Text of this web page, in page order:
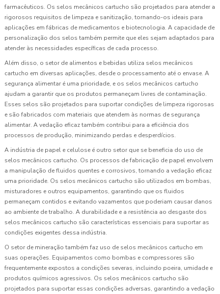
farmacêuticos. Os selos mecânicos cartucho são projetados para atender a
rigorosos requisitos de limpeza e sanitização, tornando-os ideais para
aplicações em fábricas de medicamentos e biotecnologia. A capacidade de
personalização dos selos também permite que eles sejam adaptados para
atender às necessidades específicas de cada processo.
Além disso, o setor de alimentos e bebidas utiliza selos mecânicos
cartucho em diversas aplicações, desde o processamento até o envase. A
segurança alimentar é uma prioridade, e os selos mecânicos cartucho
ajudam a garantir que os produtos permaneçam livres de contaminação.
Esses selos são projetados para suportar condições de limpeza rigorosas
e são fabricados com materiais que atendem às normas de segurança
alimentar. A vedação eficaz também contribui para a eficiência dos
processos de produção, minimizando perdas e desperdícios.
A indústria de papel e celulose é outro setor que se beneficia do uso de
selos mecânicos cartucho. Os processos de fabricação de papel envolvem
a manipulação de fluidos quentes e corrosivos, tornando a vedação eficaz
uma prioridade. Os selos mecânicos cartucho são utilizados em bombas,
misturadores e outros equipamentos, garantindo que os fluidos
permaneçam contidos e evitando vazamentos que poderiam causar danos
ao ambiente de trabalho. A durabilidade e a resistência ao desgaste dos
selos mecânicos cartucho são características essenciais para suportar as
condições exigentes dessa indústria.
O setor de mineração também faz uso de selos mecânicos cartucho em
suas operações. Equipamentos como bombas e compressores são
frequentemente expostos a condições severas, incluindo poeira, umidade e
produtos químicos agressivos. Os selos mecânicos cartucho são
projetados para suportar essas condições adversas, garantindo a vedação